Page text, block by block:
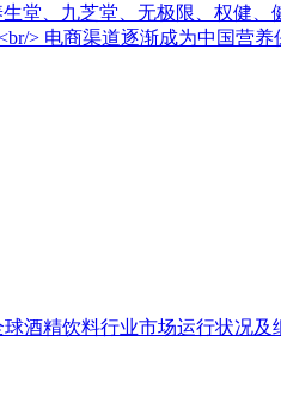
堂、九芝堂、无极限、权健
> 电商渠道逐渐成为中国营
球酒精饮料行业市场运行状况及